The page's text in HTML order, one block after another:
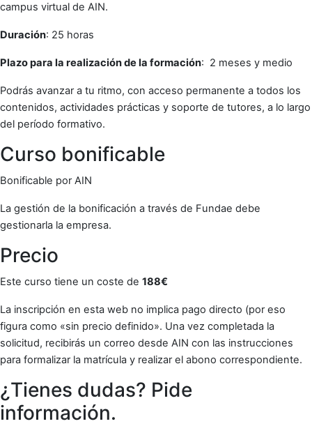
campus virtual de AIN.
Duración: 25 horas
Plazo para la realización de la formación: 2 meses y medio
Podrás avanzar a tu ritmo, con acceso permanente a todos los
contenidos, actividades prácticas y soporte de tutores, a lo largo
del período formativo.
Curso bonificable
Bonificable por AIN
La gestión de la bonificación a través de Fundae debe
gestionarla la empresa.
Precio
Este curso tiene un coste de 188€
La inscripción en esta web no implica pago directo (por eso
figura como «sin precio definido». Una vez completada la
solicitud, recibirás un correo desde AIN con las instrucciones
para formalizar la matrícula y realizar el abono correspondiente.
¿Tienes dudas? Pide
información.